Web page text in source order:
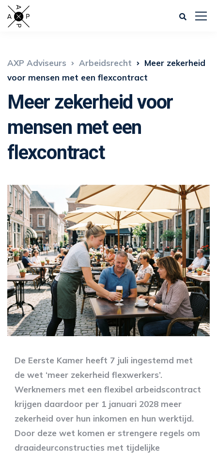
AXP Adviseurs Arbeidsrecht
Meer zekerheid
voor mensen met een flexcontract
Meer zekerheid voor
mensen met een
flexcontract
De Eerste Kamer heeft 7 juli ingestemd met
de wet ‘meer zekerheid flexwerkers’.
Werknemers met een flexibel arbeidscontract
krijgen daardoor per 1 januari 2028 meer
zekerheid over hun inkomen en hun werktijd.
Door deze wet komen er strengere regels om
draaideurconstructies met tijdelijke